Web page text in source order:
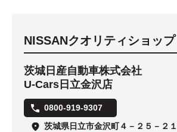
NISSANクオリティショップ
茨城日産自動車株式会社
U-Cars日立金沢店
0800-919-9307
茨城県日立市金沢町４－２５－２１